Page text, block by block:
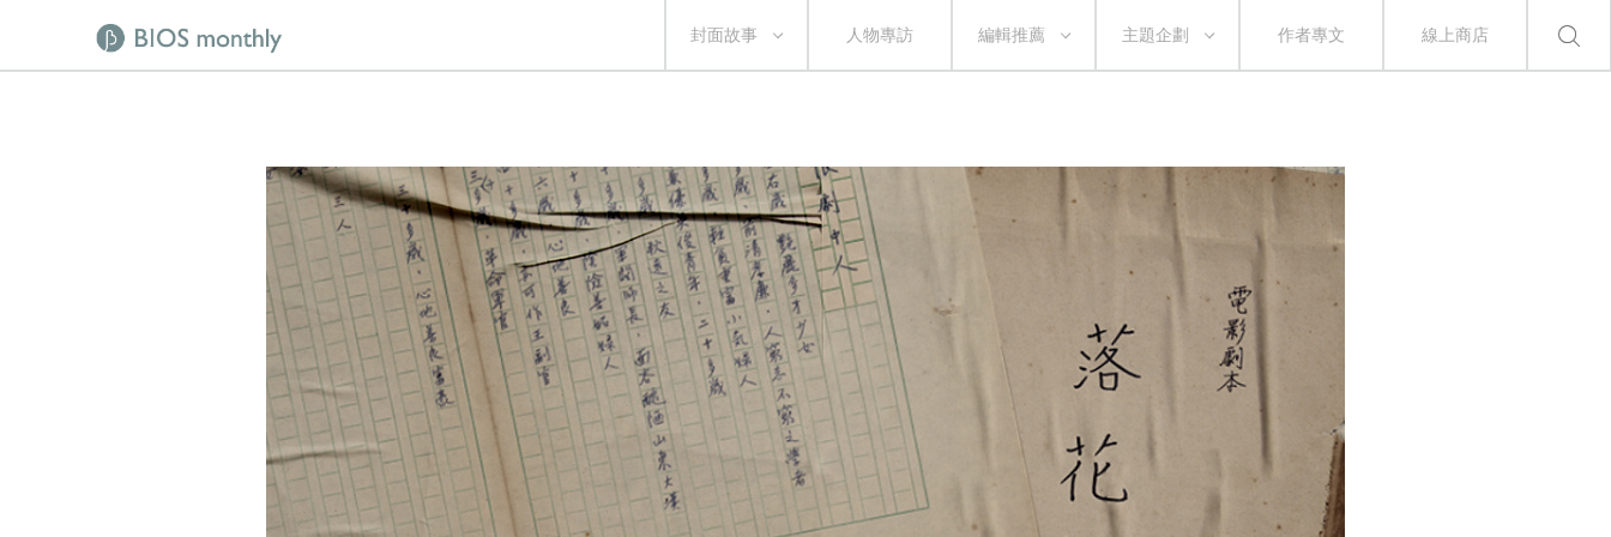
封面故事 人物專訪 編輯推薦 主題企劃 作者專文 線上商店